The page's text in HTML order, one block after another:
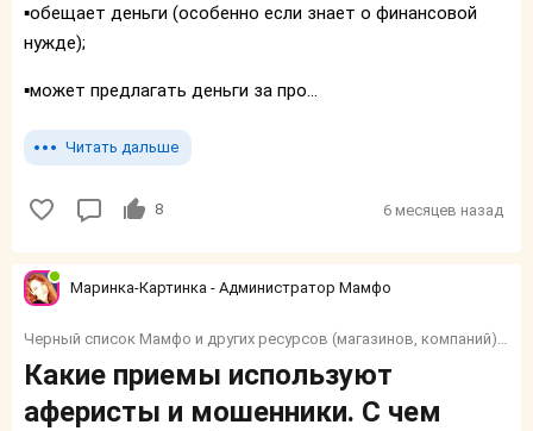
▪️обещает деньги (особенно если знает о финансовой
нужде);
▪️может предлагать деньги за про...
Читать дальше
8 6 месяцев назад
Маринка-Картинка - Администратор Мамфо
Черный список Мамфо и других ресурсов (магазинов, компаний) и тп.
Какие приемы используют
аферисты и мошенники. С чем